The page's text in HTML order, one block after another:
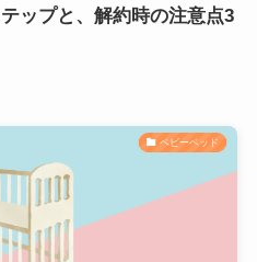
ップと、解約時の注意点3
ベビーベッド